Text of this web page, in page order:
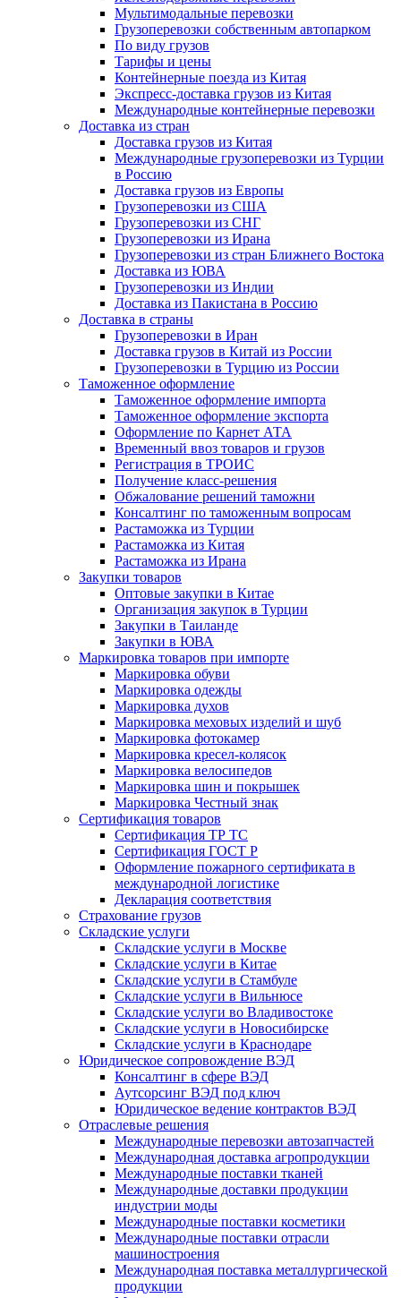
Мультимодальные перевозки
Грузоперевозки собственным автопарком
По виду грузов
Тарифы и цены
Контейнерные поезда из Китая
Экспресс-доставка грузов из Китая
Международные контейнерные перевозки
Доставка из стран
Доставка грузов из Китая
Международные грузоперевозки из Турции
в Россию
Доставка грузов из Европы
Грузоперевозки из США
Грузоперевозки из СНГ
Грузоперевозки из Ирана
Грузоперевозки из стран Ближнего Востока
Доставка из ЮВА
Грузоперевозки из Индии
Доставка из Пакистана в Россию
Доставка в страны
Грузоперевозки в Иран
Доставка грузов в Китай из России
Грузоперевозки в Турцию из России
Таможенное оформление
Таможенное оформление импорта
Таможенное оформление экспорта
Оформление по Карнет АТА
Временный ввоз товаров и грузов
Регистрация в ТРОИС
Получение класс-решения
Обжалование решений таможни
Консалтинг по таможенным вопросам
Растаможка из Турции
Растаможка из Китая
Растаможка из Ирана
Закупки товаров
Оптовые закупки в Китае
Организация закупок в Турции
Закупки в Таиланде
Закупки в ЮВА
Маркировка товаров при импорте
Маркировка обуви
Маркировка одежды
Маркировка духов
Маркировка меховых изделий и шуб
Маркировка фотокамер
Маркировка кресел-колясок
Маркировка велосипедов
Маркировка шин и покрышек
Маркировка Честный знак
Сертификация товаров
Сертификация ТР ТС
Сертификация ГОСТ Р
Оформление пожарного сертификата в
международной логистике
Декларация соответствия
Страхование грузов
Складские услуги
Складские услуги в Москве
Складские услуги в Китае
Складские услуги в Стамбуле
Складские услуги в Вильнюсе
Складские услуги во Владивостоке
Складские услуги в Новосибирске
Складские услуги в Краснодаре
Юридическое сопровождение ВЭД
Консалтинг в сфере ВЭД
Аутсорсинг ВЭД под ключ
Юридическое ведение контрактов ВЭД
Отраслевые решения
Международные перевозки автозапчастей
Международная доставка агропродукции
Международные поставки тканей
Международные доставки продукции
индустрии моды
Международные поставки косметики
Международные поставки отрасли
машиностроения
Международная поставка металлургической
продукции